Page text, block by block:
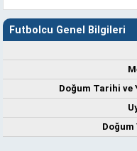
Futbolcu Genel Bilgileri
Doğum Tarihi ve
Doğum